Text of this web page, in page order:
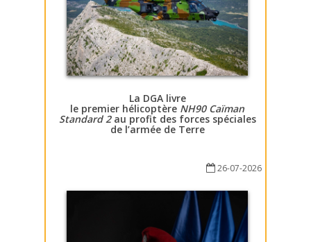
La DGA livre
le premier hélicoptère NH90 Caïman
Standard 2au profit des forces spéciales
de l’armée de Terre
26-07-2026